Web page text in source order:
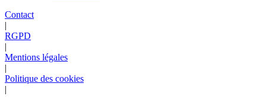
Contact
|
RGPD
|
Mentions légales
|
Politique des cookies
|